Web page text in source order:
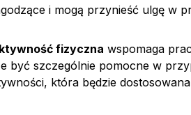
i mogą przynieść ulgę w
fizyczna wspomaga
być szczególnie pomocne w
która będzie